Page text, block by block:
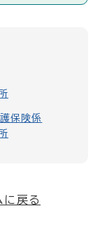
保険係
に戻る